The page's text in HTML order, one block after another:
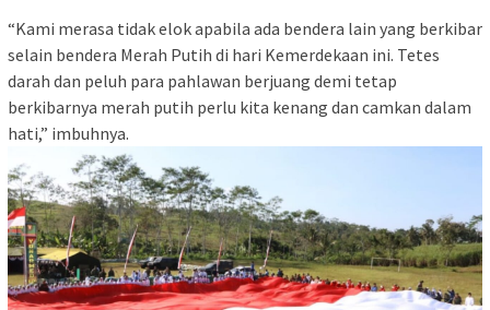
“Kami merasa tidak elok apabila ada bendera lain yang berkibar
selain bendera Merah Putih di hari Kemerdekaan ini. Tetes
darah dan peluh para pahlawan berjuang demi tetap
berkibarnya merah putih perlu kita kenang dan camkan dalam
hati,” imbuhnya.